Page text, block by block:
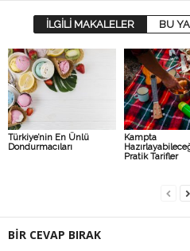
İLGİLİ MAKALELER BU
Türkiye’nin En Ünlü
Dondurmacıları
Kampta
Pratik Tarifler
BİR CEVAP BIRAK